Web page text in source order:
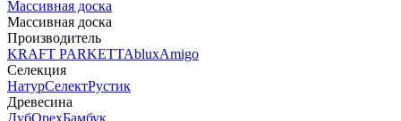
Массивная доска
Массивная доска
Производитель
KRAFT PARKETTAbluxAmigo
Селекция
НатурСелектРустик
Древесина
ДубОрехБамбук